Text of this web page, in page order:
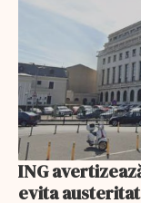
ING
evita